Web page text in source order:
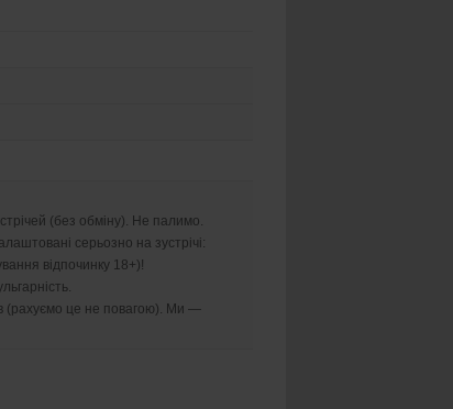
(без обміну). Не палимо.
серьозно на зустрічі:
відпочинку 18+)!
(рахуємо це не повагою). Ми —